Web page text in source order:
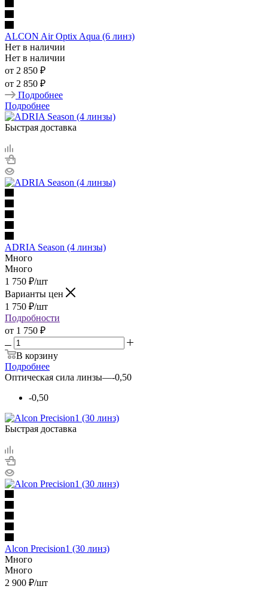
ALCON Air Optix Aqua (6 линз)
Нет в наличии
Нет в наличии
от 2 850 ₽
от 2 850 ₽
Подробнее
Подробнее
Быстрая доставка
ADRIA Season (4 линзы)
Много
Много
1 750 ₽/шт
Варианты цен
1 750 ₽/шт
Подробности
от 1 750 ₽
В корзину
Подробнее
Оптическая сила линзы—-0,50
-0,50
Быстрая доставка
Alcon Precision1 (30 линз)
Много
Много
2 900 ₽/шт